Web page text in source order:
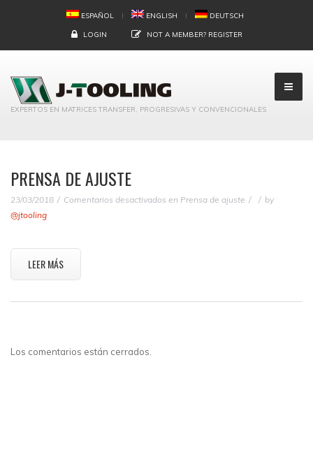
ESPAÑOL ENGLISH DEUTSCH
LOGIN NOT A MEMBER? REGISTER
EXPERTOS EN MATRICES TRANSFER, PROGRESIVAS Y CONVENCIONALES
PRENSA DE AJUSTE
23/03/2018 Comentarios desactivados en Prensa de ajuste
by
@jtooling
LEER MÁS
Los comentarios están cerrados.